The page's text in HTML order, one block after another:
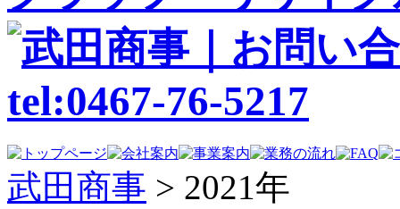
武田商事 > 2021年